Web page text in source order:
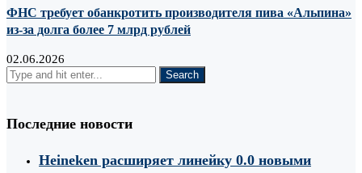
ФНС требует обанкротить производителя пива «Альпина»
из-за долга более 7 млрд рублей
02.06.2026
Последние новости
Heineken расширяет линейку 0.0 новыми